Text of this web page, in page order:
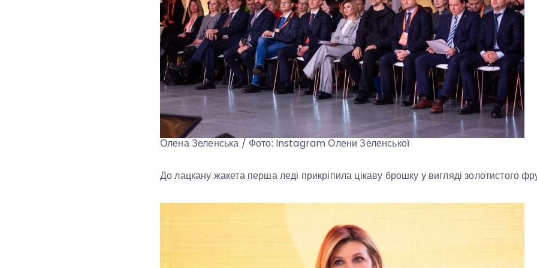
Олена Зеленська / Фото: Instagram Олени Зеленської
До лацкану жакета перша леді прикріпила цікаву брошку у вигляді золотистого